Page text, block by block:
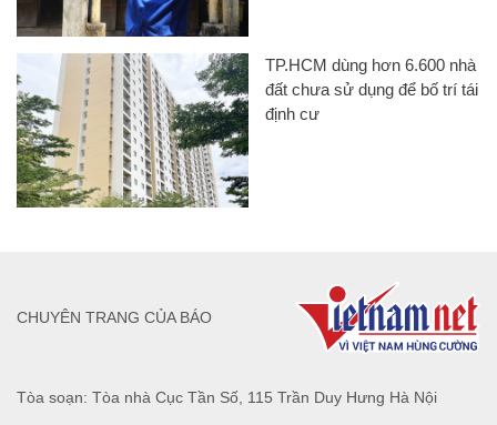
TP.HCM dùng hơn 6.600 nhà
đất chưa sử dụng để bố trí tái
định cư
Tòa soạn: Tòa nhà Cục Tần Số, 115 Trần Duy Hưng Hà Nội
CHUYÊN TRANG CỦA BÁO